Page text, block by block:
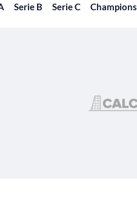
Serie B Serie C Champions